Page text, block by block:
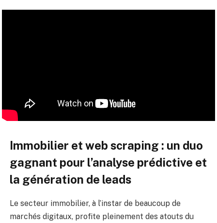
Immobilier et web scraping : un duo
gagnant pour l’analyse prédictive et
la génération de leads
Le secteur immobilier, à l’instar de beaucoup de
marchés digitaux, profite pleinement des atouts du